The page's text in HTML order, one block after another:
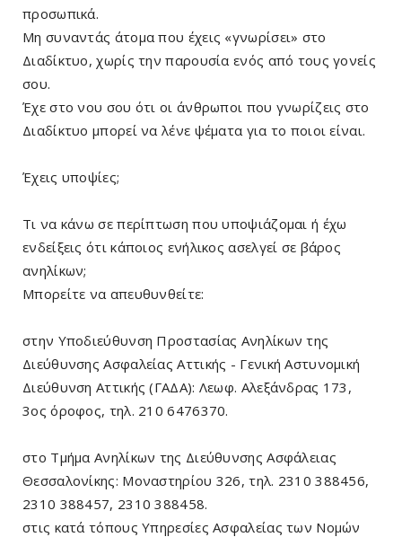
προσωπικά.
Μη συναντάς άτομα που έχεις «γνωρίσει» στο
Διαδίκτυο, χωρίς την παρουσία ενός από τους γονείς
σου.
Έχε στο νου σου ότι οι άνθρωποι που γνωρίζεις στο
Διαδίκτυο μπορεί να λένε ψέματα για το ποιοι είναι.
Έχεις υποψίες;
Τι να κάνω σε περίπτωση που υποψιάζομαι ή έχω
ενδείξεις ότι κάποιος ενήλικος ασελγεί σε βάρος
ανηλίκων;
Μπορείτε να απευθυνθείτε:
στην Υποδιεύθυνση Προστασίας Ανηλίκων της
Διεύθυνσης Ασφαλείας Αττικής - Γενική Αστυνομική
Διεύθυνση Αττικής (ΓΑΔΑ): Λεωφ. Αλεξάνδρας 173,
3ος όροφος, τηλ. 210 6476370.
στο Τμήμα Ανηλίκων της Διεύθυνσης Ασφάλειας
Θεσσαλονίκης: Μοναστηρίου 326, τηλ. 2310 388456,
2310 388457, 2310 388458.
στις κατά τόπους Υπηρεσίες Ασφαλείας των Νομών